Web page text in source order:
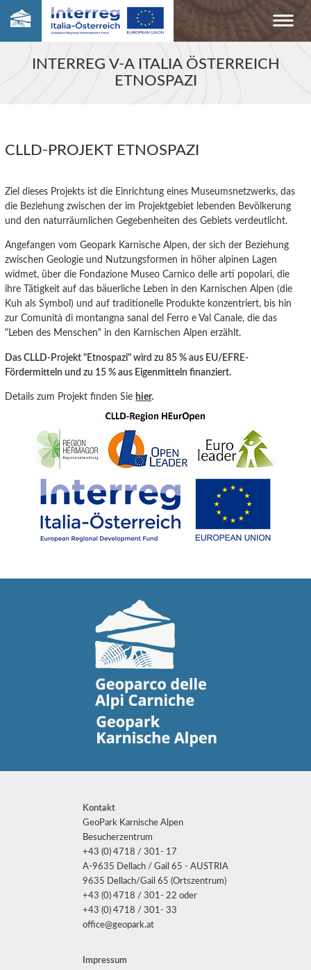
INTERREG V-A ITALIA ÖSTERREICH
ETNOSPAZI
CLLD-PROJEKT ETNOSPAZI
Ziel dieses Projekts ist die Einrichtung eines Museumsnetzwerks, das
die Beziehung zwischen der im Projektgebiet lebenden Bevölkerung
und den naturräumlichen Gegebenheiten des Gebiets verdeutlicht.
Angefangen vom Geopark Karnische Alpen, der sich der Beziehung
zwischen Geologie und Nutzungsformen in höher alpinen Lagen
widmet, über die Fondazione Museo Carnico delle arti popolari, die
ihre Tätigkeit auf das bäuerliche Leben in den Karnischen Alpen (die
Kuh als Symbol) und auf traditionelle Produkte konzentriert, bis hin
zur Comunità di montangna sanal del Ferro e Val Canale, diedas
"Leben des Menschen" in den Karnischen Alpen erzählt.
Das CLLD-Projekt "Etnospazi" wird zu 85 % aus EU/EFRE-
Fördermitteln und zu 15 % aus Eigenmitteln finanziert.
Details zum Projekt finden Sie hier.
Kontakt
GeoPark Karnische Alpen
Besucherzentrum
+43 (0) 4718 / 301- 17
A-9635 Dellach / Gail 65 - AUSTRIA
9635 Dellach/Gail 65 (Ortszentrum)
+43 (0) 4718 / 301- 22 oder
+43 (0) 4718 / 301- 33
office@geopark.at
Impressum